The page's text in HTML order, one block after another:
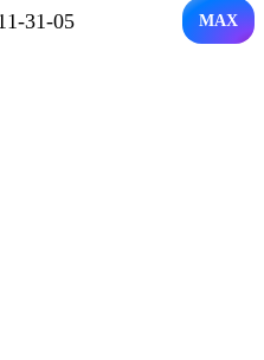
31-05 MAX